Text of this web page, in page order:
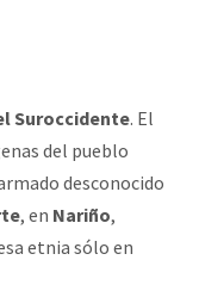
Suroccidente. El
del pueblo
desconocido
, en Nariño,
etnia sólo en